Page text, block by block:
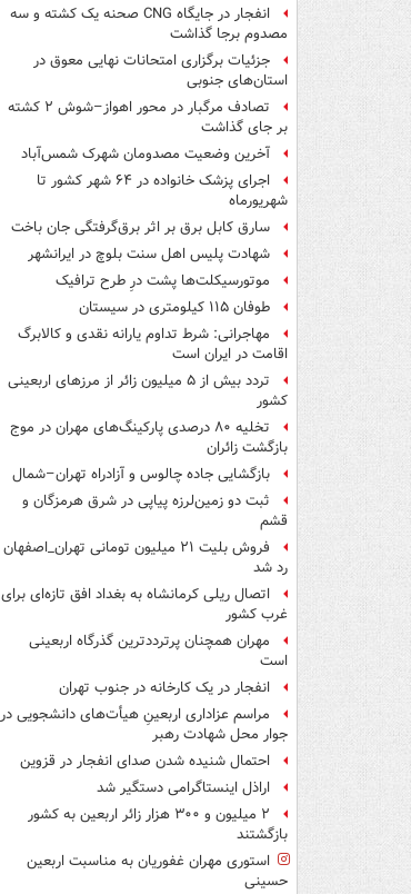
انفجار در جایگاه CNG صحنه یک کشته و سه
مصدوم برجا گذاشت
جزئیات برگزاری امتحانات نهایی معوق در
استان‌های جنوبی
تصادف مرگبار در محور اهواز–شوش ۲ کشته
بر جای گذاشت
آخرین وضعیت مصدومان شهرک شمس‌آباد
اجرای پزشک خانواده در ۶۴ شهر کشور تا
شهریورماه
سارق کابل برق بر اثر برق‌گرفتگی جان باخت
شهادت پلیس اهل سنت بلوچ در ایرانشهر
موتورسیکلت‌ها پشت درِ طرح ترافیک
طوفان ۱۱۵ کیلومتری در سیستان
مهاجرانی: شرط تداوم یارانه نقدی و کالابرگ
اقامت در ایران است
تردد بیش از ۵ میلیون زائر از مرزهای اربعینی
کشور
تخلیه ۸۰ درصدی پارکینگ‌های مهران در موج
بازگشت زائران
بازگشایی جاده چالوس و آزادراه تهران–شمال
ثبت دو زمین‌لرزه پیاپی در شرق هرمزگان و
قشم
فروش بلیت ۲۱ میلیون تومانی تهران_اصفهان
رد شد
اتصال ریلی کرمانشاه به بغداد افق تازه‌ای برای
غرب کشور
مهران همچنان پرترددترین گذرگاه اربعینی
است
انفجار در یک کارخانه در جنوب تهران
مراسم عزاداری اربعینِ هیأت‌های دانشجویی در
جوار محل شهادت رهبر
احتمال شنیده شدن صدای انفجار در قزوین
اراذل اینستاگرامی دستگیر شد
۲ میلیون و ۳۰۰ هزار زائر اربعین به کشور
بازگشتند
استوری مهران غفوریان به مناسبت اربعین
حسینی